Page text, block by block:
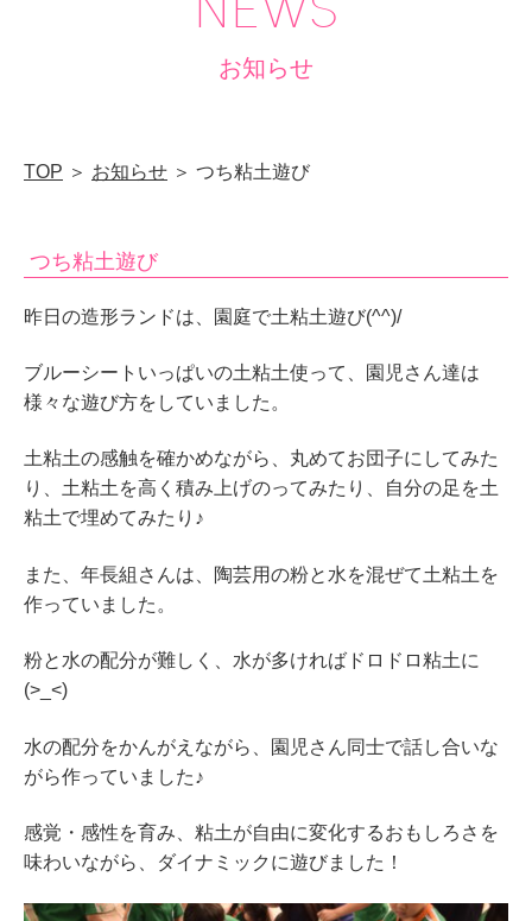
関
市
山
の
南
町
お知らせ
TOP ＞ お知らせ ＞ つち粘土遊び
つち粘土遊び
昨日の造形ランドは、園庭で土粘土遊び(^^)/
ブルーシートいっぱいの土粘土使って、園児さん達は
様々な遊び方をしていました。
土粘土の感触を確かめながら、丸めてお団子にしてみた
り、土粘土を高く積み上げのってみたり、自分の足を土
粘土で埋めてみたり♪
また、年長組さんは、陶芸用の粉と水を混ぜて土粘土を
作っていました。
粉と水の配分が難しく、水が多ければドロドロ粘土に
(>_<)
水の配分をかんがえながら、園児さん同士で話し合いな
がら作っていました♪
感覚・感性を育み、粘土が自由に変化するおもしろさを
味わいながら、ダイナミックに遊びました！